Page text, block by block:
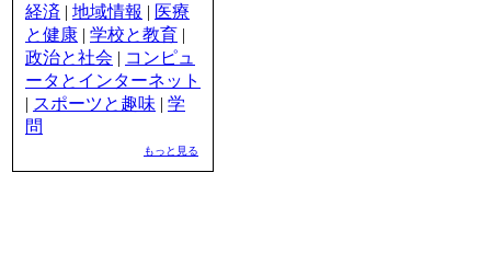
経済 | 地域情報 | 医療
と健康 | 学校と教育 |
政治と社会 | コンピュ
ータとインターネット
| スポーツと趣味 | 学
問
もっと見る